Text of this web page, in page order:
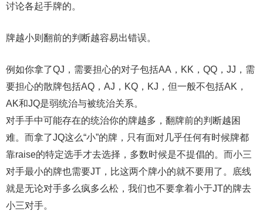
讨论各起手牌的。
牌越小则翻前的判断越容易出错误。
例如你拿了QJ，需要担心的对子包括AA，KK，QQ，JJ，需
要担心的散牌包括AQ，AJ，KQ，KJ，但一般不包括AK，
AK和JQ是弱统治与被统治关系。
对手手中可能存在的统治你的牌越多，翻牌前的判断越困
难。而拿了JQ这么“小”的牌，只有面对几乎任何有时候牌都
靠raise的特定选手才去选择，多数时候是不提倡的。而小三
对手最小的牌也需要JT，比这两个牌小的就不要用了。底线
就是无论对手多么疯多么松，我们也不要拿着小于JT的牌去
小三对手。